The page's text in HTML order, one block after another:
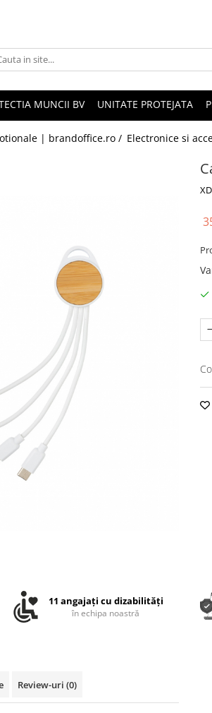
MUNCII BV UNITATE PROTEJATA
| brandoffice.ro / Electronice si
11 angajați cu dizabilități
în echipa noastră
Review-uri (0)